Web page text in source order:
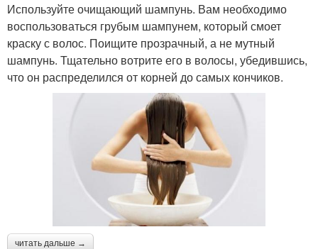
Используйте очищающий шампунь. Вам необходимо
воспользоваться грубым шампунем, который смоет
краску с волос. Поищите прозрачный, а не мутный
шампунь. Тщательно вотрите его в волосы, убедившись,
что он распределился от корней до самых кончиков.
читать дальше →